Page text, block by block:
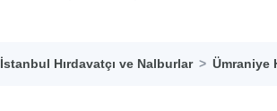
İstanbul Hırdavatçı ve Nalburlar Ümraniye